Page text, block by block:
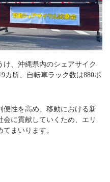
、沖縄県内のシェアサイク
カ所、自転車ラック数は880ポ
便性を高め、移動における新
に貢献していくため、エリ
まいります。